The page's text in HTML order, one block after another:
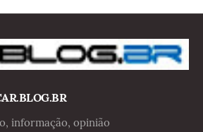
informação, opinião